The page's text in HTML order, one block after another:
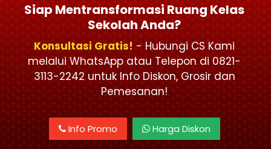
Siap Mentransformasi Ruang Kelas
Sekolah Anda?
Konsultasi Gratis! - Hubungi CS Kami
melalui WhatsApp atau Telepon di 0821-
3113-2242 untuk Info Diskon, Grosir dan
Pemesanan!
Info Promo Harga Diskon